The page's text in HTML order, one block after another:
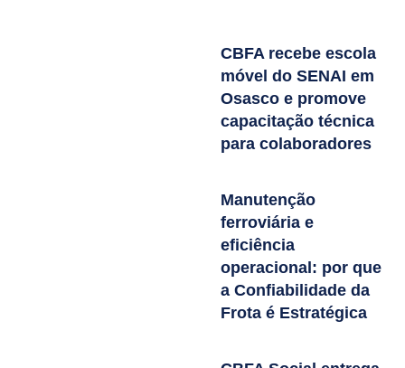
CBFA recebe escola
móvel do SENAI em
Osasco e promove
capacitação técnica
para colaboradores
Manutenção
ferroviária e
eficiência
operacional: por que
a Confiabilidade da
Frota é Estratégica